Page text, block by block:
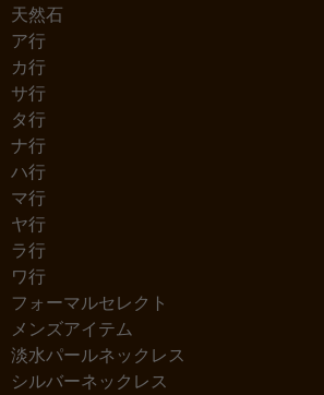
天然石
ア行
カ行
サ行
タ行
ナ行
ハ行
マ行
ヤ行
ラ行
ワ行
フォーマルセレクト
メンズアイテム
淡水パールネックレス
シルバーネックレス